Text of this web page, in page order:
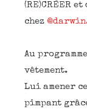
(RE)CRÉER et
chez
Au
vêtement.
Lui amener
pimpant